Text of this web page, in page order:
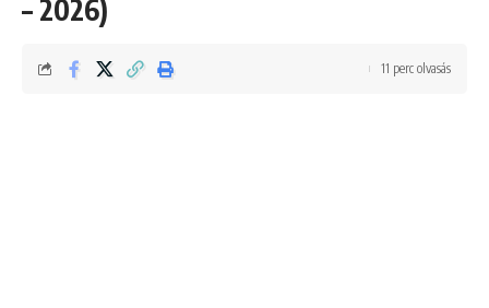
– 2026)
11 perc olvasás